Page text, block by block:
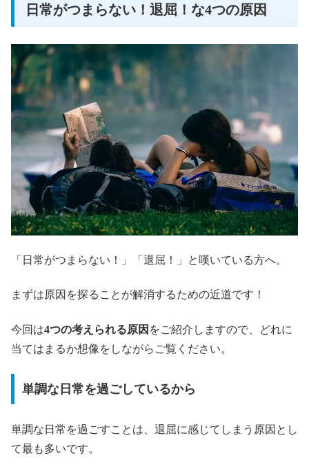
日常がつまらない！退屈！な4つの原因
「日常がつまらない！」「退屈！」と嘆いている方へ。
まずは原因を探ることが解消するための近道です！
今回は4つの考えられる原因 をご紹介しますので、どれに
当てはまるか想像をしながらご覧ください。
単調な日常を過ごしているから
単調な日常を過ごすことは、退屈に感じてしまう原因とし
て最も多いです。